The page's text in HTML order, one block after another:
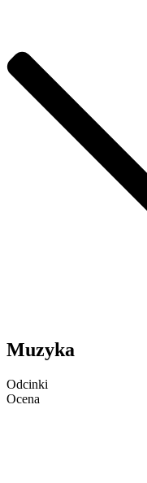
Muzyka
Odcinki
Ocena